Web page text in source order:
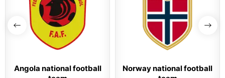
Angola national football
Norway national football